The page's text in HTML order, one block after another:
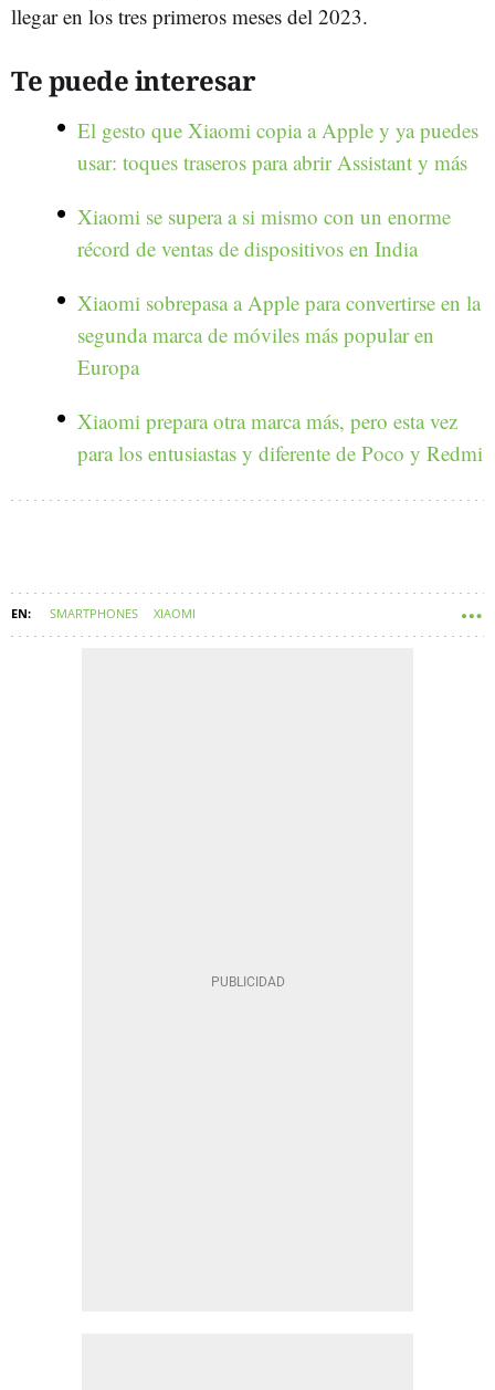
llegar en los tres primeros meses del 2023.
Te puede interesar
El gesto que Xiaomi copia a Apple y ya puedes
usar: toques traseros para abrir Assistant y más
Xiaomi se supera a si mismo con un enorme
récord de ventas de dispositivos en India
Xiaomi sobrepasa a Apple para convertirse en la
segunda marca de móviles más popular en
Europa
Xiaomi prepara otra marca más, pero esta vez
para los entusiastas y diferente de Poco y Redmi
SMARTPHONES XIAOMI